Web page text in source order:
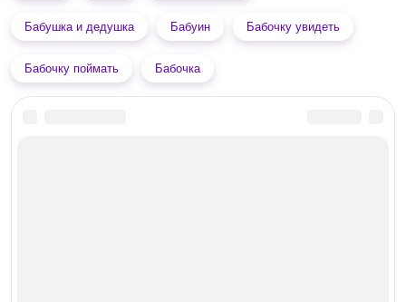
Бабушка и дедушка Бабуин Бабочку увидеть
Бабочку поймать Бабочка